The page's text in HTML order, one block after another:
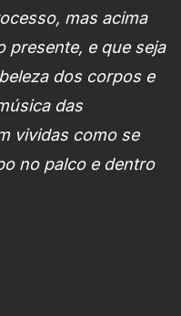
mas acima
presente, e que seja
dos corpos e
das
vividas como se
no palco e dentro